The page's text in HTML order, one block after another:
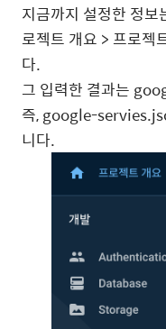
지금까지 설정한 정
로젝트 개요 > 프로젝
다.
그 입력한 결과는
즉, google-
니다.